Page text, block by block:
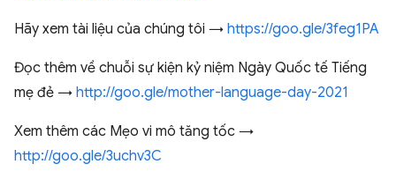
Hãy xem tài liệu của chúng tôi → https://goo.gle/3feg1PA
Đọc thêm về chuỗi sự kiện kỷ niệm Ngày Quốc tế Tiếng
mẹ đẻ → http://goo.gle/mother-language-day-2021
Xem thêm các Mẹo vi mô tăng tốc →
http://goo.gle/3uchv3C